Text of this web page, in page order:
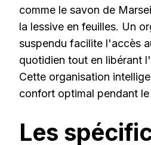
comme le savon de
la lessive en feuilles. Un
suspendu facilite l'accès
quotidien tout en libérant
Cette organisation
confort optimal pendant
Les